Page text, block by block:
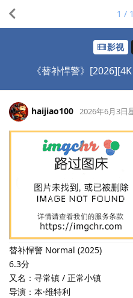
影视
《替补悍警》
1 / 1
haijiao100 2026年6月3日
替补悍警 Normal (2025)
6.3分
又名：寻常镇 / 正常小镇
导演：本·维特利